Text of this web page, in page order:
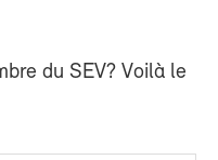
du SEV? Voilà le